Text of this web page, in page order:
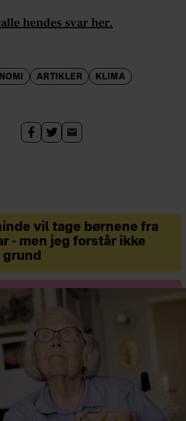
hendes svar her.
ARTIKLER KLIMA
vil tage børnene fra
- men jeg forstår ikke
grund